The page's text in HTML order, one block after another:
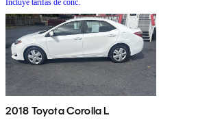
Incluye tarifas de conc.
2018 Toyota Corolla L